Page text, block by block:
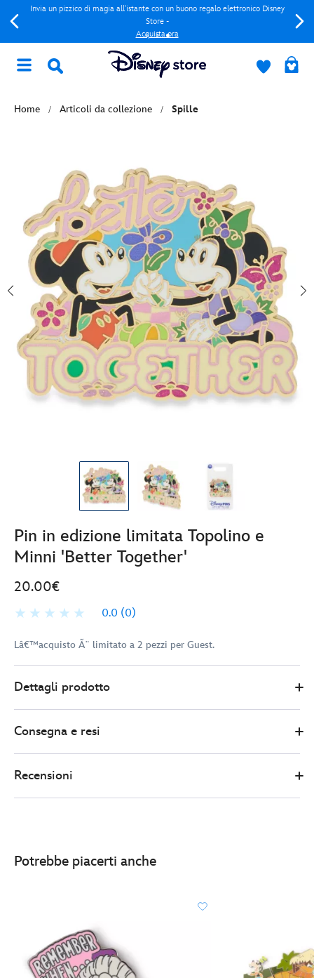
Invia un pizzico di magia all'istante con un buono regalo elettronico Disney
Store -
Acquista ora
Home Articoli da collezione Spille
Pin in edizione limitata Topolino e
Minni 'Better Together'
20.00€
0.0 (0)
Lâ€™acquisto Ã¨ limitato a 2 pezzi per Guest.
Store
20.00
https://www.disneystore.it/pin-
limitata-
topolino-
together-
Dettagli prodotto
Consegna e resi
Recensioni
Potrebbe piacerti anche